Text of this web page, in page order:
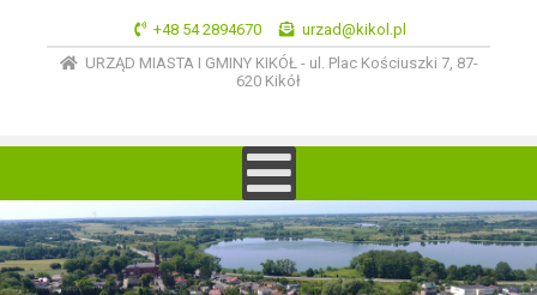
+48 54 2894670
urzad@kikol.pl
URZĄD MIASTA I GMINY KIKÓŁ - ul. Plac Kościuszki 7, 87-
620 Kikół